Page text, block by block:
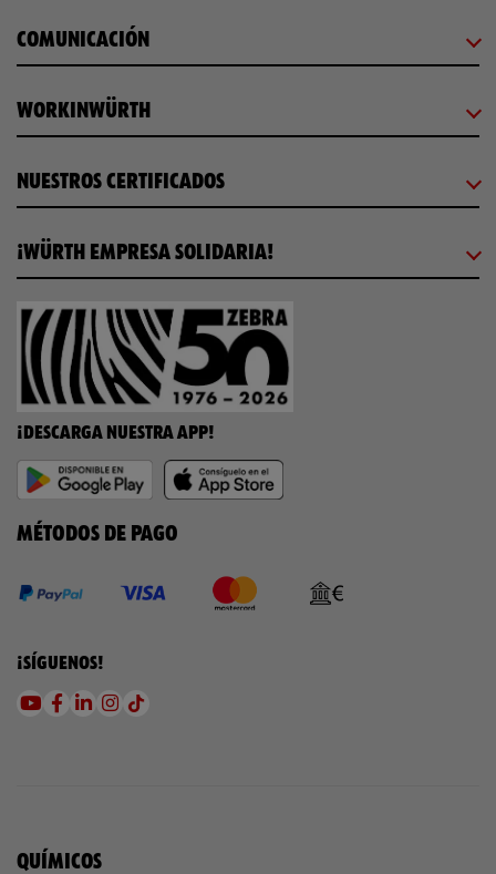
COMUNICACIÓN
WORKINWÜRTH
NUESTROS CERTIFICADOS
¡WÜRTH EMPRESA SOLIDARIA!
¡DESCARGA NUESTRA APP!
MÉTODOS DE PAGO
¡SÍGUENOS!
QUÍMICOS